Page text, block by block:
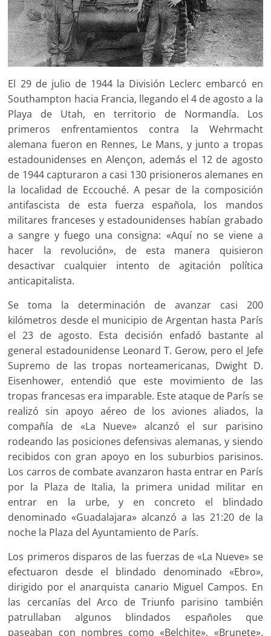
El 29 de julio de 1944 la División Leclerc embarcó en
Southampton hacia Francia, llegando el 4 de agosto a la
Playa de Utah, en territorio de Normandía. Los
primeros enfrentamientos contra la Wehrmacht
alemana fueron en Rennes, Le Mans, y junto a tropas
estadounidenses en Alençon, además el 12 de agosto
de 1944 capturaron a casi 130 prisioneros alemanes en
la localidad de Eccouché. A pesar de la composición
antifascista de esta fuerza española, los mandos
militares franceses y estadounidenses habían grabado
a sangre y fuego una consigna: «Aquí no se viene a
hacer la revolución», de esta manera quisieron
desactivar cualquier intento de agitación política
anticapitalista.
Se toma la determinación de avanzar casi 200
kilómetros desde el municipio de Argentan hasta París
el 23 de agosto. Esta decisión enfadó bastante al
general estadounidense Leonard T. Gerow, pero el Jefe
Supremo de las tropas norteamericanas, Dwight D.
Eisenhower, entendió que este movimiento de las
tropas francesas era imparable. Este ataque de París se
realizó sin apoyo aéreo de los aviones aliados, la
compañía de «La Nueve» alcanzó el sur parisino
rodeando las posiciones defensivas alemanas, y siendo
recibidos con gran apoyo en los suburbios parisinos.
Los carros de combate avanzaron hasta entrar en París
por la Plaza de Italia, la primera unidad militar en
entrar en la urbe, y en concreto el blindado
denominado «Guadalajara» alcanzó a las 21:20 de la
noche la Plaza del Ayuntamiento de París.
Los primeros disparos de las fuerzas de «La Nueve» se
efectuaron desde el blindado denominado «Ebro»,
dirigido por el anarquista canario Miguel Campos. En
las cercanías del Arco de Triunfo parisino también
patrullaban algunos blindados españoles que
paseaban con nombres como «Belchite», «Brunete»,